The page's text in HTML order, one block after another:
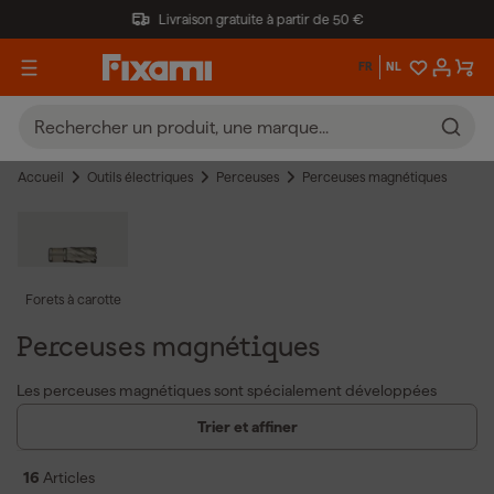
Livraison gratuite à partir de 50 €
FR NL
Accueil Outils électriques Perceuses Perceuses magnétiques
Forets à carotte
Perceuses magnétiques
Les perceuses magnétiques sont spécialement développées
pour le perçage dans l'acier et d'autres métaux, où le puissant
pied magnétique assure une fixation stable et sécurisée sur la
Trier et affiner
16 Articles